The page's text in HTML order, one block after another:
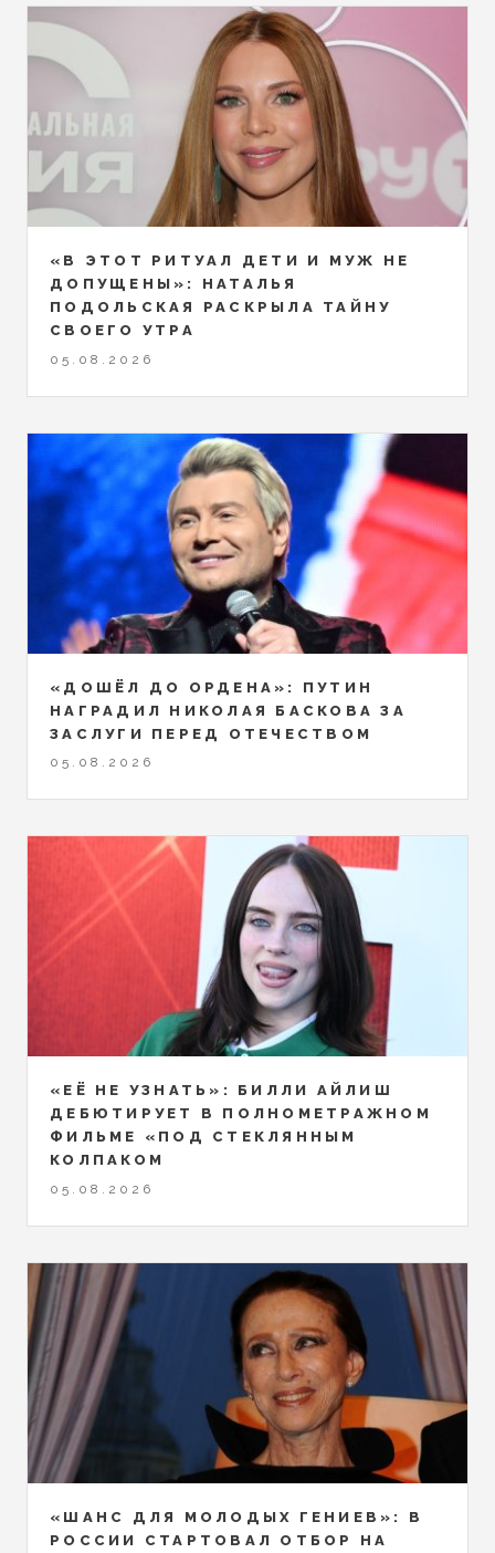
«В ЭТОТ РИТУАЛ ДЕТИ И МУЖ НЕ
ДОПУЩЕНЫ»: НАТАЛЬЯ
ПОДОЛЬСКАЯ РАСКРЫЛА ТАЙНУ
СВОЕГО УТРА
05.08.2026
«ДОШЁЛ ДО ОРДЕНА»: ПУТИН
НАГРАДИЛ НИКОЛАЯ БАСКОВА ЗА
ЗАСЛУГИ ПЕРЕД ОТЕЧЕСТВОМ
05.08.2026
«ЕЁ НЕ УЗНАТЬ»: БИЛЛИ АЙЛИШ
ДЕБЮТИРУЕТ В ПОЛНОМЕТРАЖНОМ
ФИЛЬМЕ «ПОД СТЕКЛЯННЫМ
КОЛПАКОМ
05.08.2026
«ШАНС ДЛЯ МОЛОДЫХ ГЕНИЕВ»: В
РОССИИ СТАРТОВАЛ ОТБОР НА